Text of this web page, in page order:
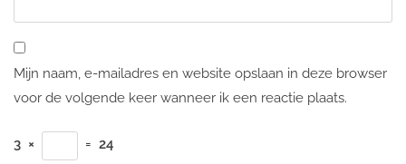
Mijn naam, e-mailadres en website opslaan in deze browser
voor de volgende keer wanneer ik een reactie plaats.
3 × = 24